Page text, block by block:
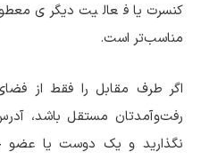
کنسرت یا فعالیت دیگری
مناسب‌تر است.
اگر طرف مقابل را فقط از
رفت‌وآمدتان مستقل باشد،
نگذارید و یک دوست یا عضو